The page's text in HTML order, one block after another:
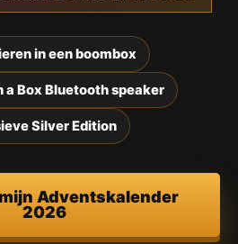
in een boombox
a Box Bluetooth speaker
Silver Edition
Adventskalender
2026